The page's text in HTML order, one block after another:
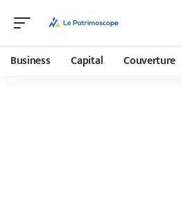
Business Capital Couverture